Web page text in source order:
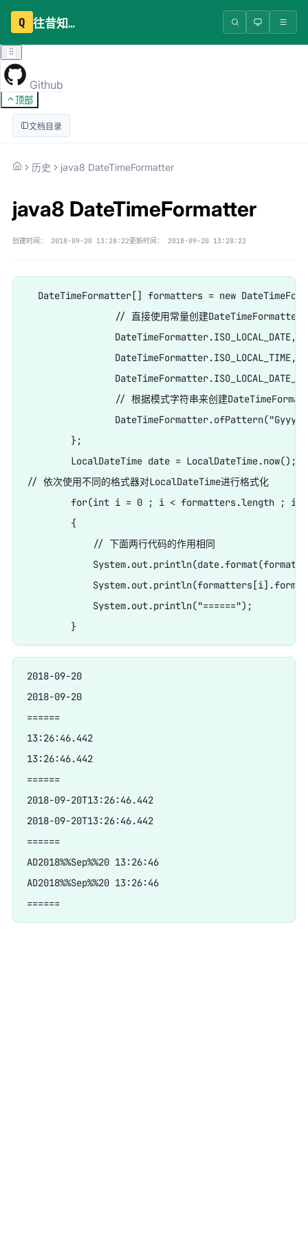
Q 往昔知识库
Github
顶部
文档目录
历史 java8 DateTimeFormatter
java8 DateTimeFormatter
创建时间： 2018-09-20 13:28:22更新时间： 2018-09-20 13:28:22
DateTimeFormatter[] formatters = new
// 直接使用常量创建DateTimeFormatter
                DateTimeFormatter.ISO_LOCAL_DATE,
                DateTimeFormatter.ISO_LOCAL_TIME,
// 根据模式字符串来创建
        };
        LocalDateTime date = LocalDateTime.now();
// 依次使用不同的格式器对LocalDateTime进行格式化
for(int i = 0 ; i < formatters.length ;
        {
            // 下面两行代码的作用相同
            System.out.println("======");
2018-09-20
2018-09-20
======
13:26:46.442
13:26:46.442
======
2018-09-20T13:26:46.442
2018-09-20T13:26:46.442
======
AD2018%%Sep%%20 13:26:46
AD2018%%Sep%%20 13:26:46